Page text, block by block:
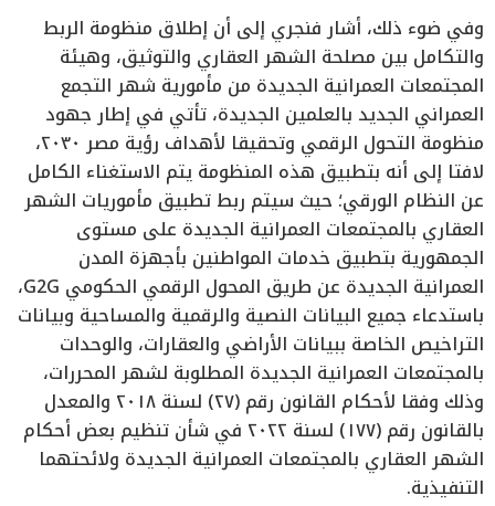
وفي ضوء ذلك، أشار فنجري إلى أن إطلاق منظومة الربط
والتكامل بين مصلحة الشهر العقاري والتوثيق، وهيئة
المجتمعات العمرانية الجديدة من مأمورية شهر التجمع
العمراني الجديد بالعلمين الجديدة، تأتي في إطار جهود
منظومة التحول الرقمي وتحقيقا لأهداف رؤية مصر ٢٠٣٠،
لافتا إلى أنه بتطبيق هذه المنظومة يتم الاستغناء الكامل
عن النظام الورقي؛ حيث سيتم ربط تطبيق مأموريات الشهر
العقاري بالمجتمعات العمرانية الجديدة على مستوى
الجمهورية بتطبيق خدمات المواطنين بأجهزة المدن
العمرانية الجديدة عن طريق المحول الرقمي الحكومي G2G،
باستدعاء جميع البيانات النصية والرقمية والمساحية وبيانات
التراخيص الخاصة ببيانات الأراضي والعقارات، والوحدات
بالمجتمعات العمرانية الجديدة المطلوبة لشهر المحررات،
وذلك وفقا لأحكام القانون رقم (٢٧) لسنة ٢٠١٨ والمعدل
بالقانون رقم (١٧٧) لسنة ٢٠٢٢ في شأن تنظيم بعض أحكام
الشهر العقاري بالمجتمعات العمرانية الجديدة ولائحتهما
التنفيذية.